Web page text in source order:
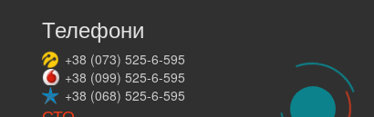
Телефони
+38 (073) 525-6-595
+38 (099) 525-6-595
+38 (068) 525-6-595